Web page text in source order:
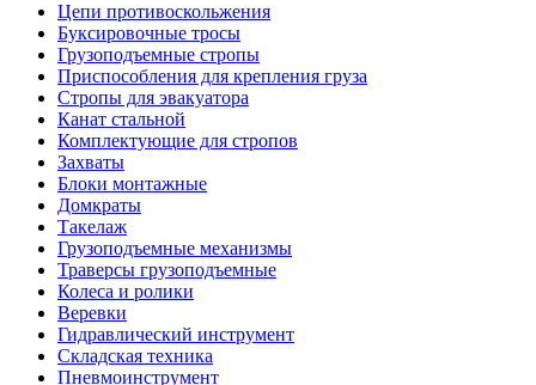
Цепи противоскольжения
Буксировочные тросы
Грузоподъемные стропы
Приспособления для крепления груза
Стропы для эвакуатора
Канат стальной
Комплектующие для стропов
Захваты
Блоки монтажные
Домкраты
Такелаж
Грузоподъемные механизмы
Траверсы грузоподъемные
Колеса и ролики
Веревки
Гидравлический инструмент
Складская техника
Пневмоинструмент